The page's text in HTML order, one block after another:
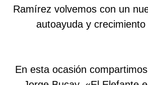
Ramírez volvemos con un
autoayuda y crecimiento
En esta ocasión